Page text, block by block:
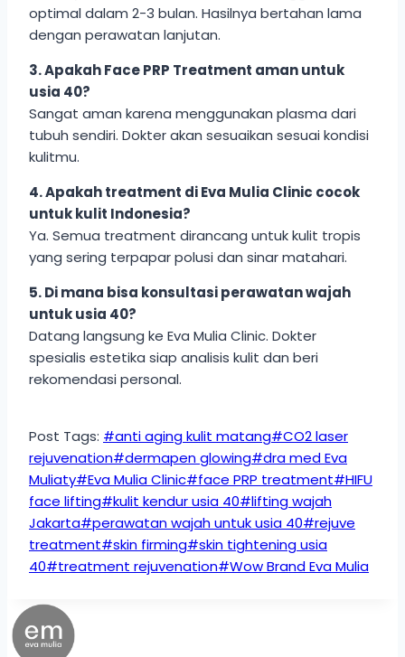
optimal dalam 2-3 bulan. Hasilnya bertahan lama
dengan perawatan lanjutan.
3. Apakah Face PRP Treatment aman untuk
usia 40?
Sangat aman karena menggunakan plasma dari
tubuh sendiri. Dokter akan sesuaikan sesuai kondisi
kulitmu.
4. Apakah treatment di Eva Mulia Clinic cocok
untuk kulit Indonesia?
Ya. Semua treatment dirancang untuk kulit tropis
yang sering terpapar polusi dan sinar matahari.
5. Di mana bisa konsultasi perawatan wajah
untuk usia 40?
Datang langsung ke Eva Mulia Clinic. Dokter
spesialis estetika siap analisis kulit dan beri
rekomendasi personal.
Post Tags: #anti aging kulit matang#CO2 laser
rejuvenation#dermapen glowing#dra med Eva
Muliaty#Eva Mulia Clinic#face PRP treatment#HIFU
face lifting#kulit kendur usia 40#lifting wajah
Jakarta#perawatan wajah untuk usia 40#rejuve
treatment#skin firming#skin tightening usia
40#treatment rejuvenation#Wow Brand Eva Mulia